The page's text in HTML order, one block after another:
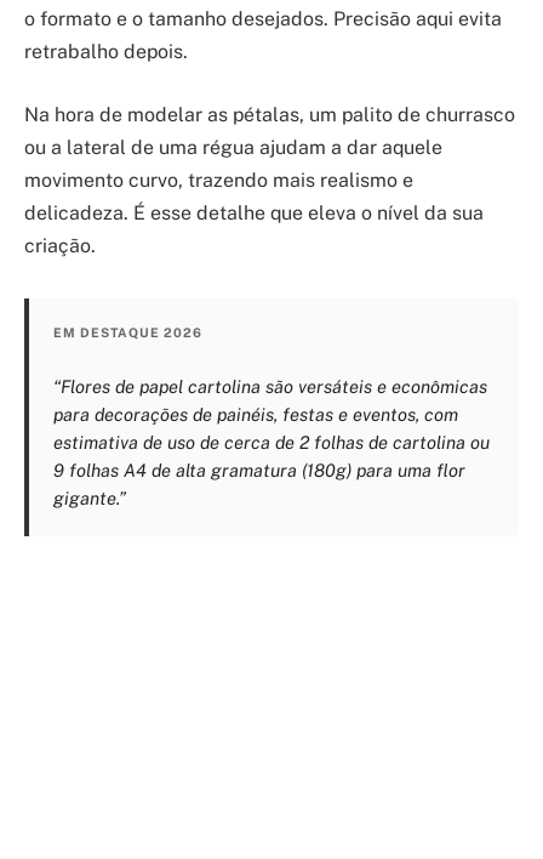
o formato e o tamanho desejados. Precisão aqui evita
retrabalho depois.
Na hora de modelar as pétalas, um palito de churrasco
ou a lateral de uma régua ajudam a dar aquele
movimento curvo, trazendo mais realismo e
delicadeza. É esse detalhe que eleva o nível da sua
criação.
EM DESTAQUE 2026
“Flores de papel cartolina são versáteis e econômicas
para decorações de painéis, festas e eventos, com
estimativa de uso de cerca de 2 folhas de cartolina ou
9 folhas A4 de alta gramatura (180g) para uma flor
gigante.”